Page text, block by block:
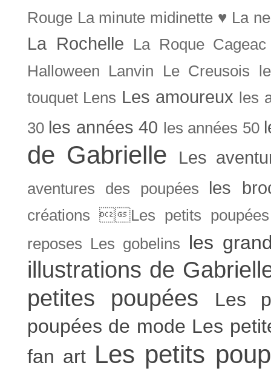
Rouge La minute midinette ♥ La
La Rochelle
La Roque Cageac
Halloween
Lanvin Le Creusois
touquet Lens Les amoureux les
30 les années 40 les années 50
de Gabrielle Les
aventures des poupées les
créations Les petits
reposes Les gobelins les
illustrations de
petites poupées
Les
poupées de mode Les
fan art Les petits